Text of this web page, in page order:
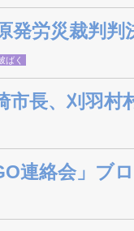
発労災裁判判
ばく
市長、刈羽村
連絡会」ブ